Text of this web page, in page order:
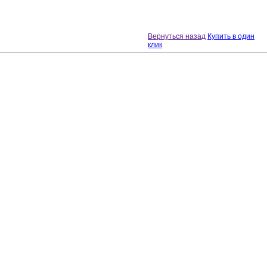
Вернуться назад Купить в один
клик